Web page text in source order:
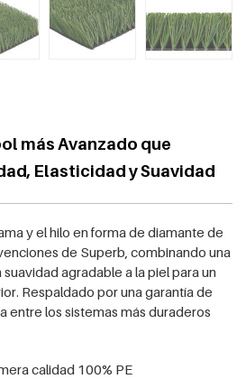
más Avanzado que
Elasticidad y Suavidad
y el hilo en forma de diamante de
de Superb, combinando una
agradable a la piel para un
Respaldado por una garantía de
entre los sistemas más duraderos
calidad 100% PE